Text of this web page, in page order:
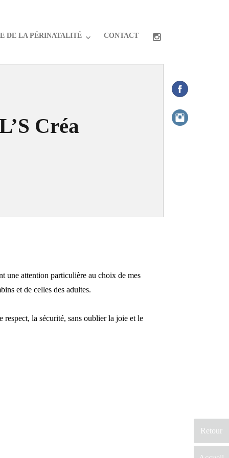
DE LA PÉRINATALITÉ CONTACT
Retour
Créa
une attention particulière au choix de mes
et de celles des adultes.
respect, la sécurité, sans oublier la joie et le